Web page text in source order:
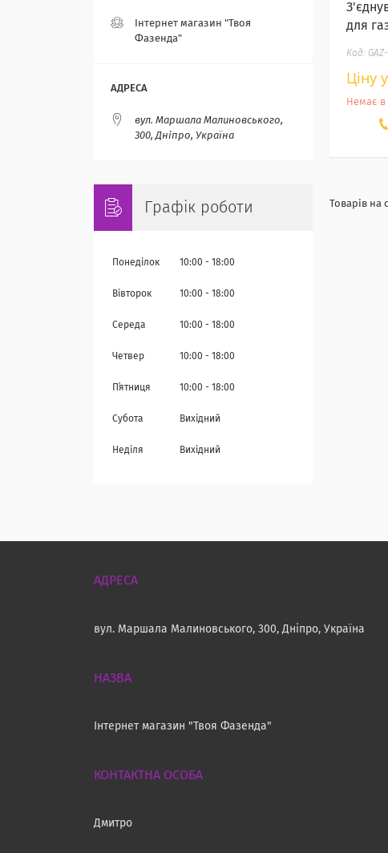
для
Ціну
Немає в
Інтернет магазин "Твоя
Фазенда"
вул. Маршала Малиновського,
300, Дніпро, Україна
Графік роботи
Понеділок 10:00 18:00
Вівторок 10:00 18:00
Середа 10:00 18:00
Четвер 10:00 18:00
Пʼятниця 10:00 18:00
Субота Вихідний
Неділя Вихідний
вул. Маршала Малиновського, 300, Дніпро, Україна
Інтернет магазин "Твоя Фазенда"
Дмитро